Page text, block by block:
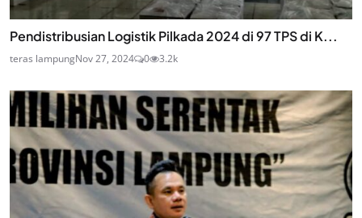
Pendistribusian Logistik Pilkada 2024 di 97 TPS di K...
teras lampungNov 27, 2024 0 3.2k